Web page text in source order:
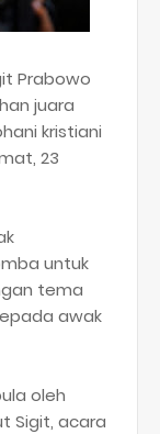
Prabowo
juara
kristiani
23
untuk
tema
awak
oleh
Sigit, acara